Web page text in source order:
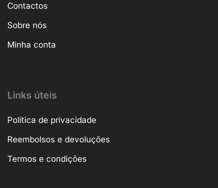
Contactos
Sobre nós
Minha conta
Links úteis
Política de privacidade
Reembolsos e devoluções
Termos e condições